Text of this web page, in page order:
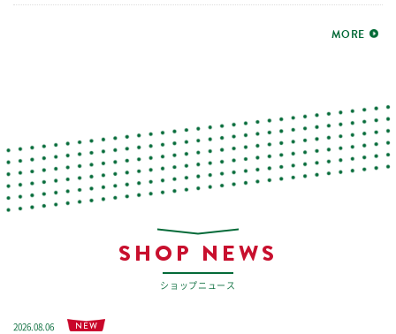
MORE
SHOP NEWS
ショップニュース
2026.08.06 NEW